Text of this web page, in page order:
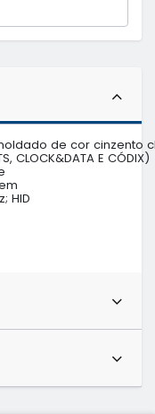
de cor cinzento
CLOCK&DATA E CÓDIX)
HID